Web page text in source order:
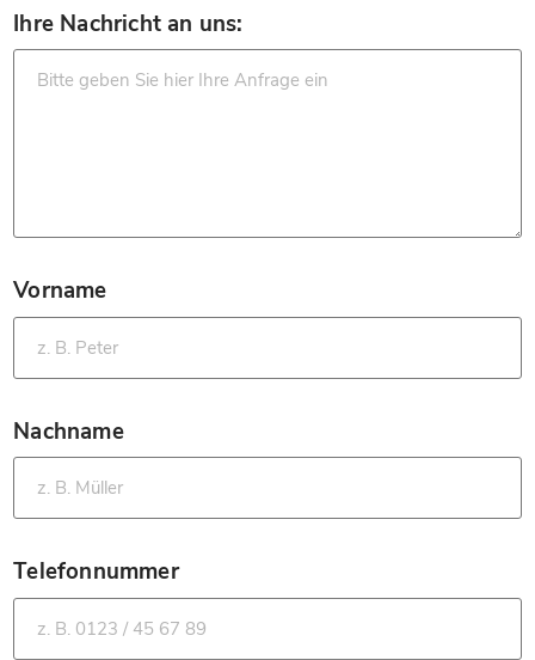
Ihre Nachricht an uns:
Vorname
*
Nachname
*
Telefonnummer
*